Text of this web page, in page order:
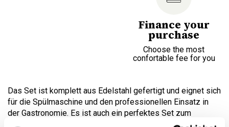
Finance your
purchase
Choose the most
confortable fee for you
Das Set ist komplett aus Edelstahl gefertigt und eignet sich
für die Spülmaschine und den professionellen Einsatz in
der Gastronomie. Es ist auch ein perfektes Set zum
Verschenken. Enthält: